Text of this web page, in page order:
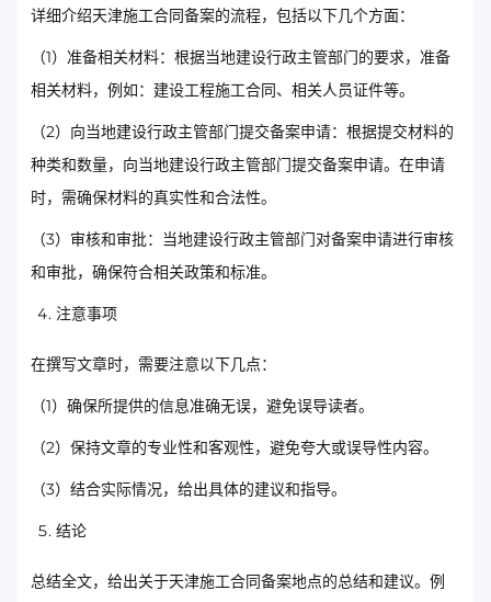
详细介绍天津施工合同备案的流程，包括以下几个方面：
（1）准备相关材料：根据当地建设行政主管部门的要求，准备
相关材料，例如：建设工程施工合同、相关人员证件等。
（2）向当地建设行政主管部门提交备案申请：根据提交材料的
种类和数量，向当地建设行政主管部门提交备案申请。在申请
时，需确保材料的真实性和合法性。
（3）审核和审批：当地建设行政主管部门对备案申请进行审核
和审批，确保符合相关政策和标准。
注意事项
在撰写文章时，需要注意以下几点：
（1）确保所提供的信息准确无误，避免误导读者。
（2）保持文章的专业性和客观性，避免夸大或误导性内容。
（3）结合实际情况，给出具体的建议和指导。
结论
总结全文，给出关于天津施工合同备案地点的总结和建议。例